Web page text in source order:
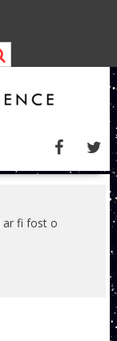
ar fi fost o